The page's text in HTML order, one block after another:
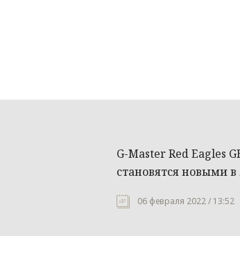
G-Master Red Eagles
становятся новыми
06 февраля 2022 / 13:52